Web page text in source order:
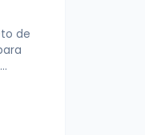
de